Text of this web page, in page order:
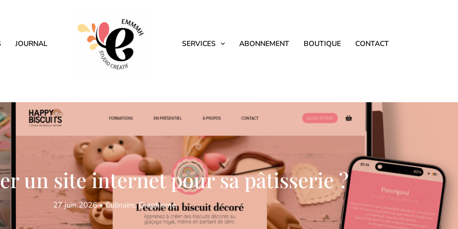
JOURNAL SERVICES ABONNEMENT BOUTIQUE CONTACT
un site internet pour sa pâtisserie ?
27 juin 2026•Culinaire,Graphisme